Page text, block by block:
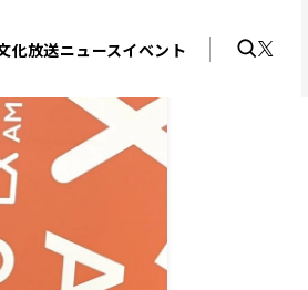
化放送ニュースイベント